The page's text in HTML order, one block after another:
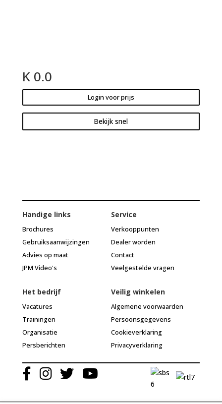
K 0.0
Login voor prijs
Bekijk snel
Handige links
Brochures
Gebruiksaanwijzingen
Advies op maat
JPM Video's
Service
Verkooppunten
Dealer worden
Contact
Veelgestelde vragen
Het bedrijf
Vacatures
Trainingen
Organisatie
Persberichten
Veilig winkelen
Algemene voorwaarden
Persoonsgegevens
Cookieverklaring
Privacyverklaring